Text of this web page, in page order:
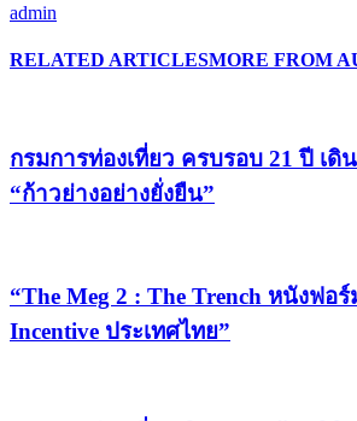
admin
RELATED ARTICLESMORE FROM
กรมการท่องเที่ยว ครบรอบ 21 ปี เ
“ก้าวย่างอย่างยั่งยืน”
“The Meg 2 : The Trench หนังฟอ
Incentive ประเทศไทย”